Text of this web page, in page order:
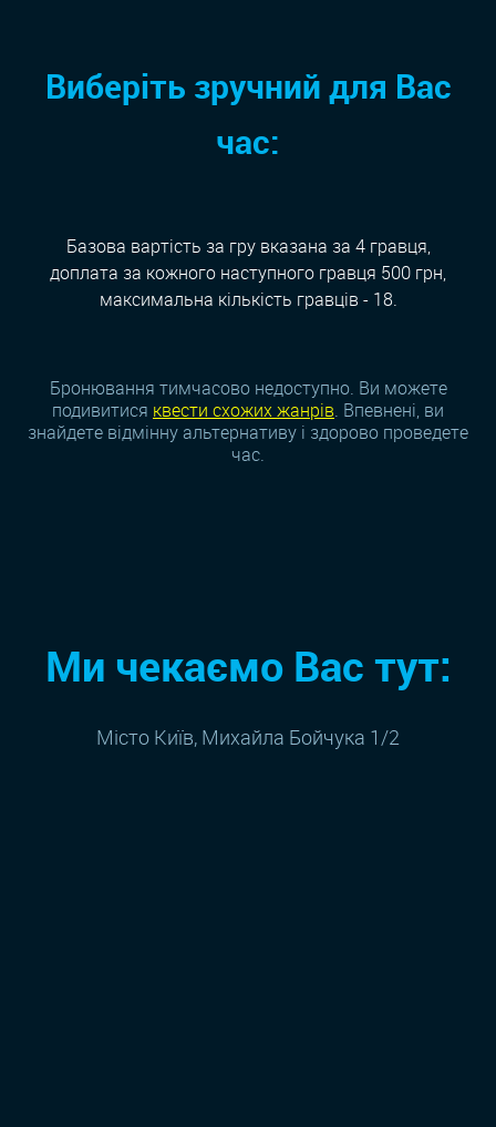
Виберіть зручний для Вас
час:
Базова вартість за гру вказана за 4 гравця,
доплата за кожного наступного гравця 500 грн,
максимальна кількість гравців - 18.
Бронювання тимчасово недоступно. Ви можете
подивитися квести схожих жанрiв. Впевнені, ви
знайдете відмінну альтернативу і здорово проведете
час.
Ми чекаємо Вас тут:
Місто Київ, Михайла Бойчука 1/2